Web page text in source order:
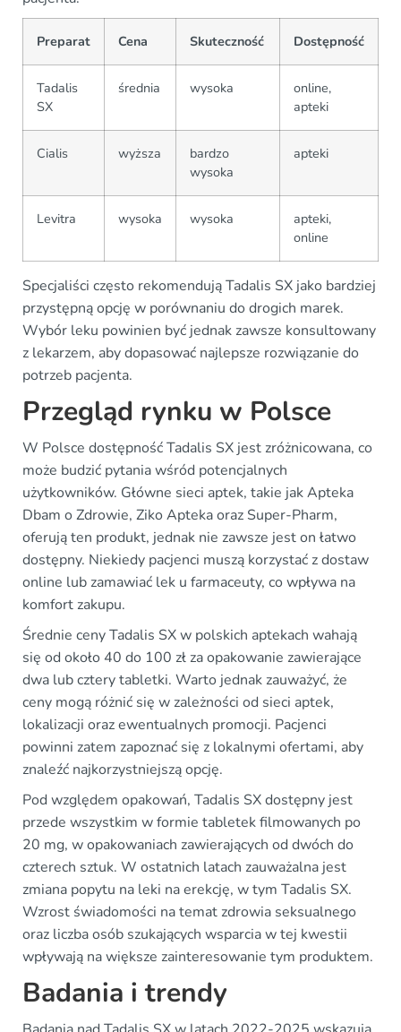
Preparat Cena Skuteczność Dostępność
Tadalis
SX
średnia wysoka
online,
apteki
Cialis wyższa
bardzo
wysoka
apteki
Levitra wysoka wysoka
apteki,
online
Specjaliści często rekomendują Tadalis SX jako bardziej
przystępną opcję w porównaniu do drogich marek.
Wybór leku powinien być jednak zawsze konsultowany
z lekarzem, aby dopasować najlepsze rozwiązanie do
potrzeb pacjenta.
Przegląd rynku w Polsce
W Polsce dostępność Tadalis SX jest zróżnicowana, co
może budzić pytania wśród potencjalnych
użytkowników. Główne sieci aptek, takie jak Apteka
Dbam o Zdrowie, Ziko Apteka oraz Super-Pharm,
oferują ten produkt, jednak nie zawsze jest on łatwo
dostępny. Niekiedy pacjenci muszą korzystać z dostaw
online lub zamawiać lek u farmaceuty, co wpływa na
komfort zakupu.
Średnie ceny Tadalis SX w polskich aptekach wahają
się od około 40 do 100 zł za opakowanie zawierające
dwa lub cztery tabletki. Warto jednak zauważyć, że
ceny mogą różnić się w zależności od sieci aptek,
lokalizacji oraz ewentualnych promocji. Pacjenci
powinni zatem zapoznać się z lokalnymi ofertami, aby
znaleźć najkorzystniejszą opcję.
Pod względem opakowań, Tadalis SX dostępny jest
przede wszystkim w formie tabletek filmowanych po
20 mg, w opakowaniach zawierających od dwóch do
czterech sztuk. W ostatnich latach zauważalna jest
zmiana popytu na leki na erekcję, w tym Tadalis SX.
Wzrost świadomości na temat zdrowia seksualnego
oraz liczba osób szukających wsparcia w tej kwestii
wpływają na większe zainteresowanie tym produktem.
Badania i trendy